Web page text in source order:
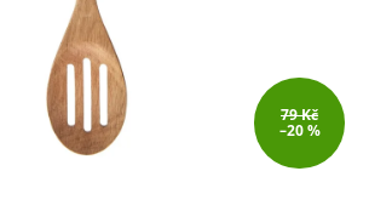
79 Kč
–20 %